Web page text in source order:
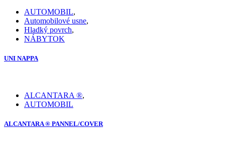
AUTOMOBIL,
Automobilové usne,
Hladký povrch,
NÁBYTOK
UNI NAPPA
ALCANTARA ®,
AUTOMOBIL
ALCANTARA ® PANNEL/COVER